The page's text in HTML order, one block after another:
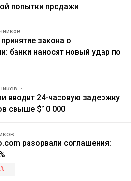
попытки продажи
закона о
банки наносят новый удар по
вводит 24-часовую задержку
свыше $10 000
разорвали соглашения: